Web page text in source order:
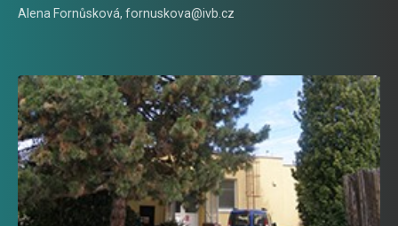
Alena Fornůsková, fornuskova@ivb.cz